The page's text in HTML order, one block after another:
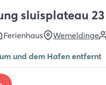
sluisplateau
Ferienhaus Wemeldinge
und dem Hafen entfernt